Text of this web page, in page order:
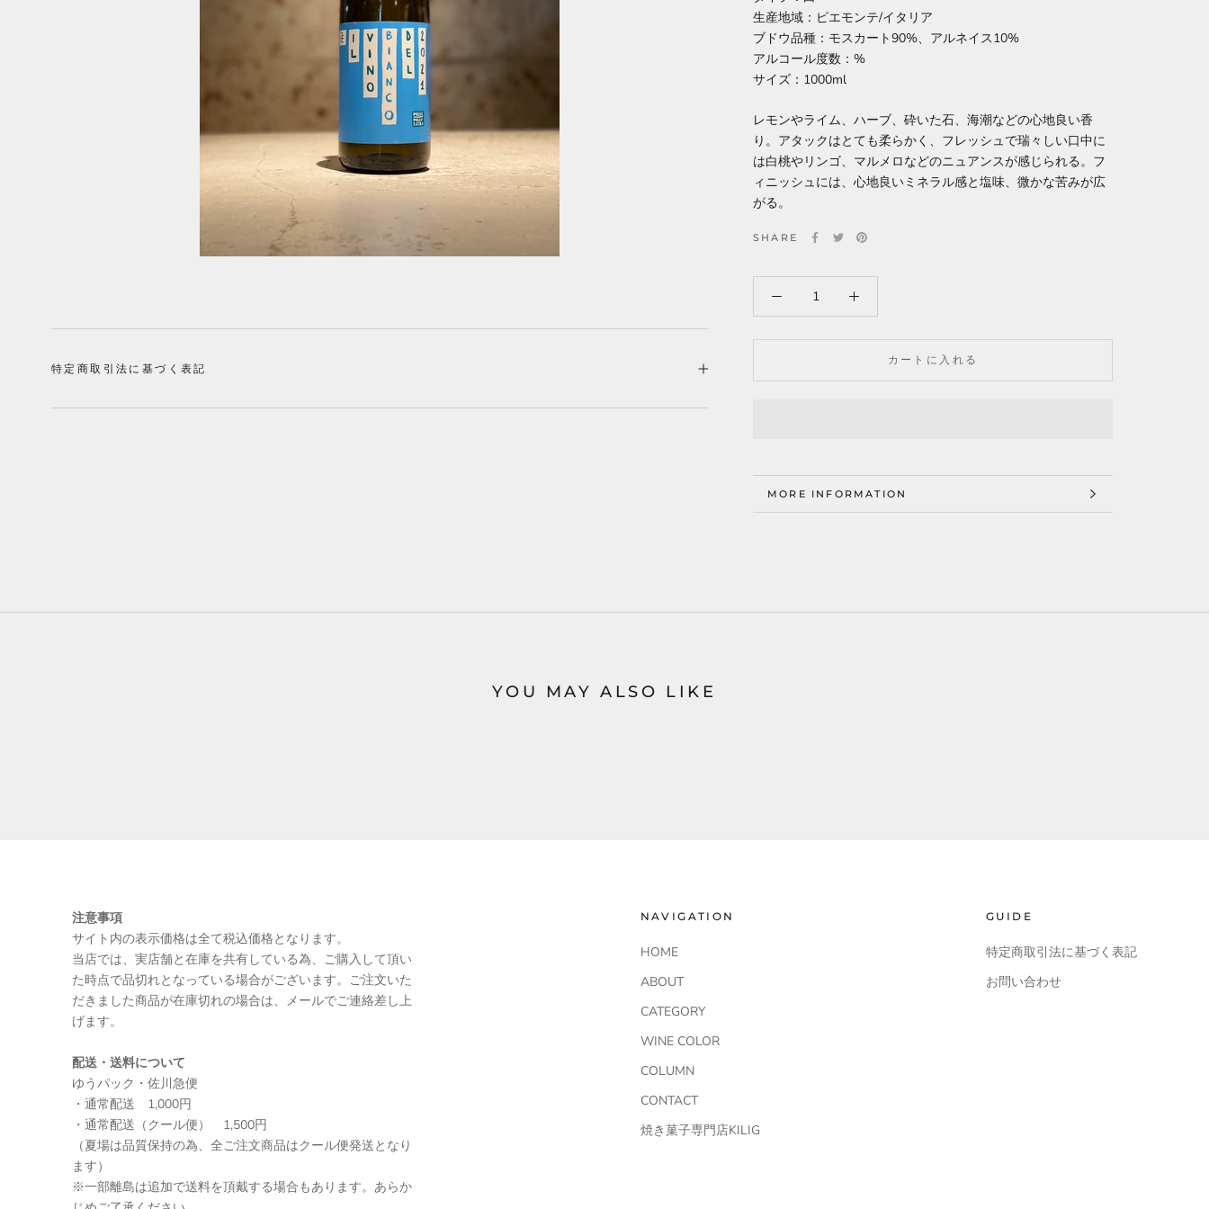
生産地域：ピエモンテ/イタリア
ブドウ品種：モスカート90%、アルネイス10%
アルコール度数：%
サイズ：1000ml
レモンやライム、ハーブ、砕いた石、海潮などの心地良い香
り。アタックはとても柔らかく、フレッシュで瑞々しい口中に
は白桃やリンゴ、マルメロなどのニュアンスが感じられる。フ
ィニッシュには、心地良いミネラル感と塩味、微かな苦みが広
がる。
SHARE
カートに入れる
MORE INFORMATION
VIEW IMAGES
特定商取引法に基づく表記
YOU MAY ALSO LIKE
注意事項
サイト内の表示価格は全て税込価格となります。
当店では、実店舗と在庫を共有している為、ご購入して頂い
た時点で品切れとなっている場合がございます。ご注文いた
だきました商品が在庫切れの場合は、メールでご連絡差し上
げます。
配送・送料について
ゆうパック・佐川急便
・通常配送 1,000円
・通常配送（クール便） 1,500円
（夏場は品質保持の為、全ご注文商品はクール便発送となり
ます）
※一部離島は追加で送料を頂戴する場合もあります。あらか
NAVIGATION
HOME
ABOUT
CATEGORY
WINE COLOR
COLUMN
CONTACT
焼き菓子専門店KILIG
GUIDE
特定商取引法に基づく表記
お問い合わせ